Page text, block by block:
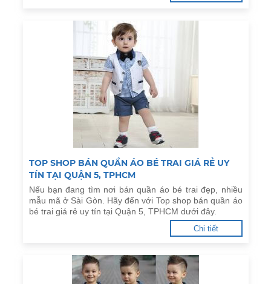
TOP SHOP BÁN QUẦN ÁO BÉ TRAI GIÁ RẺ UY
TÍN TẠI QUẬN 5, TPHCM
Nếu bạn đang tìm nơi bán quần áo bé trai đẹp, nhiều
mẫu mã ở Sài Gòn. Hãy đến với Top shop bán quần áo
bé trai giá rẻ uy tín tại Quận 5, TPHCM dưới đây.
Chi tiết